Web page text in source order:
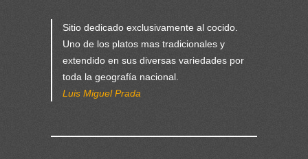
Sitio dedicado exclusivamente al cocido.
Uno de los platos mas tradicionales y
extendido en sus diversas variedades por
toda la geografía nacional.
Luis Miguel Prada